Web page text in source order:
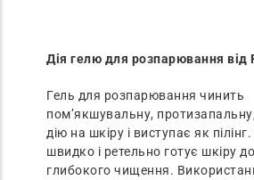
Дія гелю для розпарювання від
Гель для розпарювання чинить
пом’якшувальну,
дію на шкіру і виступає як
швидко і ретельно готує шкіру
глибокого чищення.